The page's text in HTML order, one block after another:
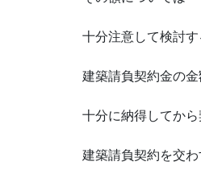
十分注意して検討す
建築請負契約金の金
十分に納得してから
建築請負契約を交わ